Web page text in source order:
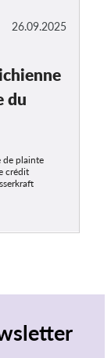
26.09.2025
du
de plainte
crédit